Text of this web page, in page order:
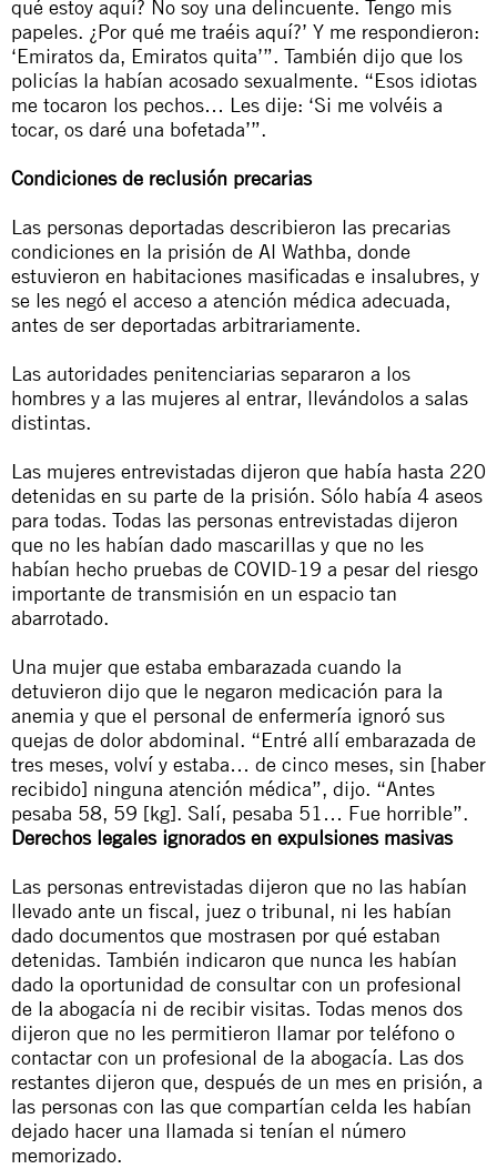
qué estoy aquí? No soy una delincuente. Tengo mis
papeles. ¿Por qué me traéis aquí?’ Y me respondieron:
‘Emiratos da, Emiratos quita’”. También dijo que los
policías la habían acosado sexualmente. “Esos idiotas
me tocaron los pechos… Les dije: ‘Si me volvéis a
tocar, os daré una bofetada’”.
Condiciones de reclusión precarias
Las personas deportadas describieron las precarias
condiciones en la prisión de Al Wathba, donde
estuvieron en habitaciones masificadas e insalubres, y
se les negó el acceso a atención médica adecuada,
antes de ser deportadas arbitrariamente.
Las autoridades penitenciarias separaron a los
hombres y a las mujeres al entrar, llevándolos a salas
distintas.
Las mujeres entrevistadas dijeron que había hasta 220
detenidas en su parte de la prisión. Sólo había 4 aseos
para todas. Todas las personas entrevistadas dijeron
que no les habían dado mascarillas y que no les
habían hecho pruebas de COVID-19 a pesar del riesgo
importante de transmisión en un espacio tan
abarrotado.
Una mujer que estaba embarazada cuando la
detuvieron dijo que le negaron medicación para la
anemia y que el personal de enfermería ignoró sus
quejas de dolor abdominal. “Entré allí embarazada de
tres meses, volví y estaba… de cinco meses, sin [haber
recibido] ninguna atención médica”, dijo. “Antes
pesaba 58, 59 [kg]. Salí, pesaba 51… Fue horrible”.
Derechos legales ignorados en expulsiones masivas
Las personas entrevistadas dijeron que no las habían
llevado ante un fiscal, juez o tribunal, ni les habían
dado documentos que mostrasen por qué estaban
detenidas. También indicaron que nunca les habían
dado la oportunidad de consultar con un profesional
de la abogacía ni de recibir visitas. Todas menos dos
dijeron que no les permitieron llamar por teléfono o
contactar con un profesional de la abogacía. Las dos
restantes dijeron que, después de un mes en prisión, a
las personas con las que compartían celda les habían
dejado hacer una llamada si tenían el número
memorizado.